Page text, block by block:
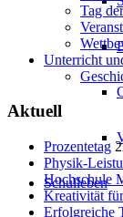
Schulleben
Tag
Unterricht
Aktuell
Prozentetag
Physik-
Hochschule
Kreativität
Erfolgreiche